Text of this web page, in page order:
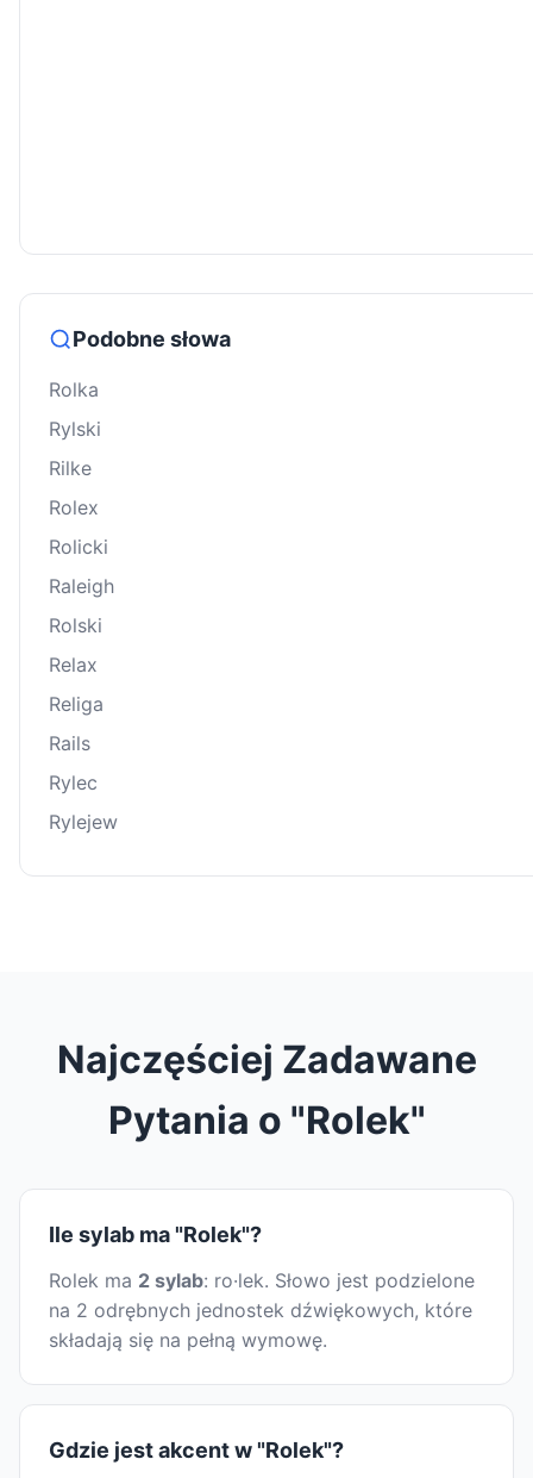
Podobne słowa
Rolka
Rylski
Rilke
Rolex
Rolicki
Raleigh
Rolski
Relax
Religa
Rails
Rylec
Rylejew
Najczęściej Zadawane
Pytania o "Rolek"
Ile sylab ma "Rolek"?
Rolek ma 2 sylab: ro·lek. Słowo jest podzielone
na 2 odrębnych jednostek dźwiękowych, które
składają się na pełną wymowę.
Gdzie jest akcent w "Rolek"?